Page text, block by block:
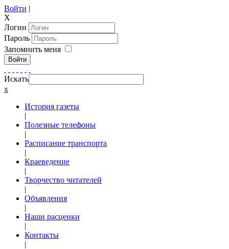
Войти |
X
Логин
Пароль
Запомнить меня
Войти
Искать
x
История газеты
|
Полезные телефоны
|
Расписание транспорта
|
Краеведение
|
Творчество читателей
|
Объявления
|
Наши расценки
|
Контакты
|